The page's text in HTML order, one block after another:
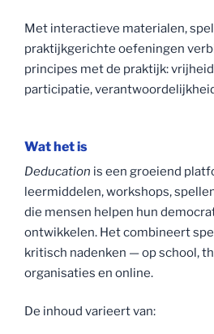
Met interactieve materialen,
praktijkgerichte oefeningen
principes met de praktijk:
participatie,
Wat het is
Deducation is een groeiend
leermiddelen, workshops,
die mensen helpen hun
ontwikkelen. Het combineert
kritisch nadenken — op school,
organisaties en online.
De inhoud varieert van: